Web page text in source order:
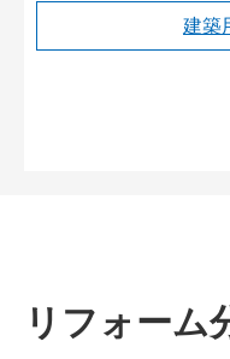
建築
リフォーム